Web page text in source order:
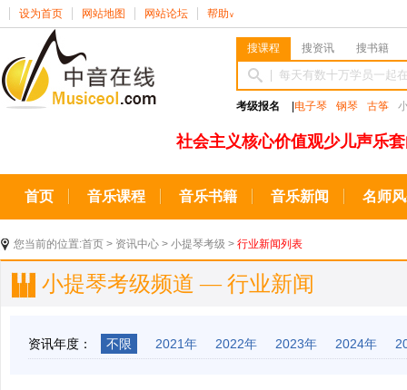
设为首页 网站地图 网站论坛 帮助 ∨
搜课程 搜资讯 搜书籍
考级报名 电子琴 钢琴 古筝
社会主义核心价值观少儿声乐
首页 音乐课程 音乐书籍 音乐新闻 名师
您当前的位置:首页 > 资讯中心 > 小提琴考级 > 行业新闻列表
小提琴考级频道 — 行业新闻
资讯年度： 不限 2021年 2022年 2023年 2024年